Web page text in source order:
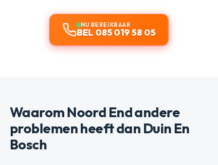
NU BEREIKBAAR
BEL 085 019 58 05
Waarom Noord End andere
problemen heeft dan Duin En
Bosch